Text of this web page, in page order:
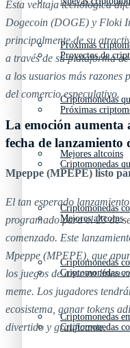
Próximas
Criptomonedas
Mejores altcoins
Criptomonedas
Criptomonedas
Criptomonedas
Proyectos de
Próximas
Criptomonedas
Mejores altcoins
Criptomonedas
Criptomonedas
Esta ventaja tecnológica
Dogecoin (DOGE) y Floki
principalmente de su
a través de su plataforma
a los usuarios más razones
del comercio especulativo.
La emoción aumenta
fecha de
Mpeppe (MPEPE) listo
El tan esperado
programado para el 23 de
comenzado. Este
Mpeppe (MPEPE), que
los juegos de azar en línea
meme. Los jugadores
ecosistema, ganar tokens
divertido y gratificante.